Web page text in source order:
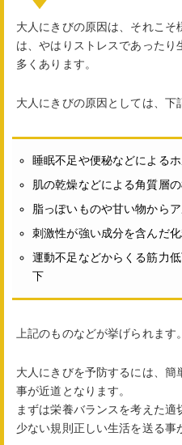
大人にきびの原因は、それこ
は、やはりストレスであった
多くあります。
大人にきびの原因としては、下
睡眠不足や便秘などによる
肌の乾燥などによる角質層
脂っぽいものや甘い物から
刺激性が強い成分を含んだ
運動不足などからくる筋力
下
上記のものなどが挙げられます。
大人にきびを予防するには、簡
事が近道となります。
まずは栄養バランスを考えた
少ない規則正しい生活を送る事